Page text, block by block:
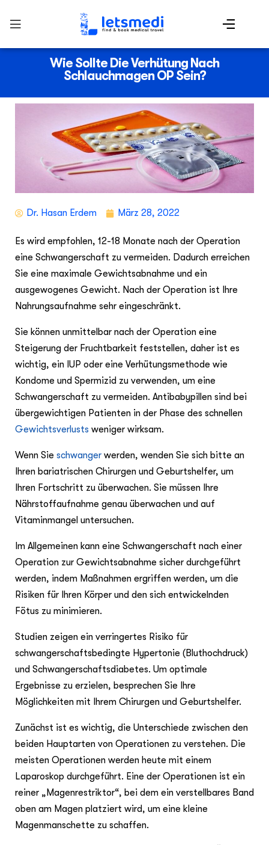
Wie Sollte Die Verhütung Nach
Schlauchmagen OP Sein?
Dr. Hasan Erdem März 28, 2022
Es wird empfohlen, 12-18 Monate nach der Operation
eine Schwangerschaft zu vermeiden. Dadurch erreichen
Sie eine maximale Gewichtsabnahme und ein
ausgewogenes Gewicht. Nach der Operation ist Ihre
Nahrungsaufnahme sehr eingeschränkt.
Sie können unmittelbar nach der Operation eine
Steigerung der Fruchtbarkeit feststellen, daher ist es
wichtig, ein IUP oder eine Verhütungsmethode wie
Kondome und Spermizid zu verwenden, um eine
Schwangerschaft zu vermeiden. Antibabypillen sind bei
übergewichtigen Patienten in der Phase des schnellen
Gewichtsverlusts weniger wirksam.
Wenn Sie schwanger werden, wenden Sie sich bitte an
Ihren bariatrischen Chirurgen und Geburtshelfer, um
Ihren Fortschritt zu überwachen. Sie müssen Ihre
Nährstoffaufnahme genau überwachen und auf
Vitaminmangel untersuchen.
Im Allgemeinen kann eine Schwangerschaft nach einer
Operation zur Gewichtsabnahme sicher durchgeführt
werden, indem Maßnahmen ergriffen werden, um die
Risiken für Ihren Körper und den sich entwickelnden
Fötus zu minimieren.
Studien zeigen ein verringertes Risiko für
schwangerschaftsbedingte Hypertonie (Bluthochdruck)
und Schwangerschaftsdiabetes. Um optimale
Ergebnisse zu erzielen, besprechen Sie Ihre
Möglichkeiten mit Ihrem Chirurgen und Geburtshelfer.
Zunächst ist es wichtig, die Unterschiede zwischen den
beiden Hauptarten von Operationen zu verstehen. Die
meisten Operationen werden heute mit einem
Laparoskop durchgeführt. Eine der Operationen ist ein
reiner „Magenrestriktor“, bei dem ein verstellbares Band
oben am Magen platziert wird, um eine kleine
Magenmanschette zu schaffen.